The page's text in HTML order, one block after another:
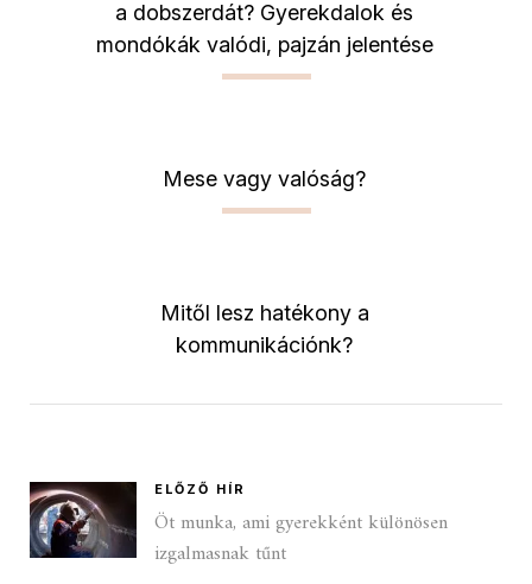
a dobszerdát? Gyerekdalok és
mondókák valódi, pajzán jelentése
Mese vagy valóság?
Mitől lesz hatékony a
kommunikációnk?
ELŐZŐ HÍR
Öt munka, ami gyerekként különösen
izgalmasnak tűnt